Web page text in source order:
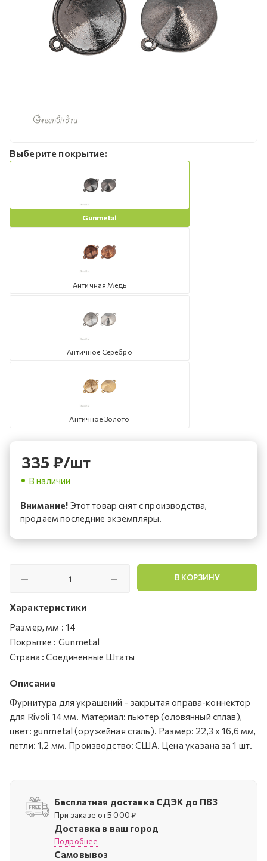
Выберите покрытие:
Gunmetal
Античная Медь
Античное Серебро
Античное Золото
335 ₽/шт
В наличии
Внимание! Этот товар снят с производства,
продаем последние экземпляры.
В КОРЗИНУ
Характеристики
Размер, мм : 14
Покрытие : Gunmetal
Страна : Соединенные Штаты
Описание
Фурнитура для украшений - закрытая оправа-коннектор
для Rivoli 14 мм. Материал: пьютер (оловянный сплав),
цвет: gunmetal (оружейная сталь). Размер: 22,3 х 16,6 мм,
петли: 1,2 мм. Производство: США. Цена указана за 1 шт.
Бесплатная доставка СДЭК до ПВЗ
При заказе от 5 000 ₽
Доставка в ваш город
Подробнее
Самовывоз